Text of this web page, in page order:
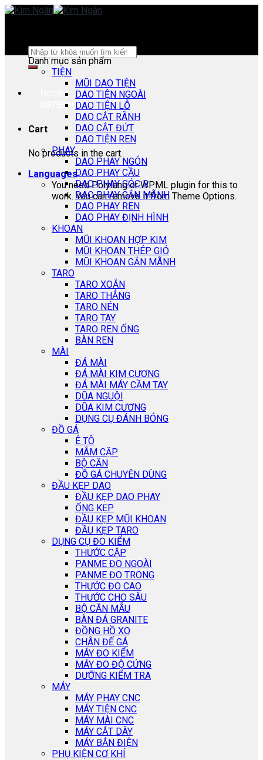
Skip
Search
for:
Hotline:
0979540178
Cart
No products in the cart.
Languages
You need Polylang or WPML plugin for this to
work. You can remove it from Theme Options.
Danh mục sản phẩm
TIỆN
MŨI DAO TIỆN
DAO TIỆN NGOÀI
DAO TIỆN LỖ
DAO CẮT RÃNH
DAO CẮT ĐỨT
DAO TIỆN REN
PHAY
DAO PHAY NGÓN
DAO PHAY CẦU
DAO PHAY GÓC R
DAO PHAY GẮN MÃNH
DAO PHAY REN
DAO PHAY ĐỊNH HÌNH
KHOAN
MŨI KHOAN HỢP KIM
MŨI KHOAN THÉP GIÓ
MŨI KHOAN GẮN MÃNH
TARO
TARO XOẮN
TARO THẲNG
TARO NÉN
TARO TAY
TARO REN ỐNG
BÀN REN
MÀI
ĐÁ MÀI
ĐÁ MÀI KIM CƯƠNG
ĐÁ MÀI MÁY CẦM TAY
DŨA NGUỘI
DŨA KIM CƯƠNG
DỤNG CỤ ĐÁNH BÓNG
ĐỒ GÁ
Ê TÔ
MÂM CẶP
BỘ CĂN
ĐỒ GÁ CHUYÊN DÙNG
ĐẦU KẸP DAO
ĐẦU KẸP DAO PHAY
ỐNG KẸP
ĐẦU KẸP MŨI KHOAN
ĐẦU KẸP TARO
DỤNG CỤ ĐO KIỂM
THƯỚC CẶP
PANME ĐO NGOÀI
PANME ĐO TRONG
THƯỚC ĐO CAO
THƯỚC CHO SÂU
BỘ CĂN MẪU
BÀN ĐÁ GRANITE
ĐỒNG HỒ XO
CHÂN ĐẾ GÁ
MÁY ĐO KIỂM
MÁY ĐO ĐỘ CỨNG
DƯỠNG KIỂM TRA
MÁY
MÁY PHAY CNC
MÁY TIỆN CNC
MÁY MÀI CNC
MÁY CẮT DÂY
MÁY BẮN ĐIỆN
PHỤ KIỆN CƠ KHÍ